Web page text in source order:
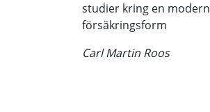
studier kring en modern
försäkringsform
Carl Martin Roos